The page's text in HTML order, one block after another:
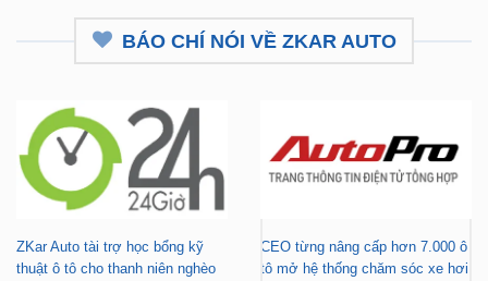
BÁO CHÍ NÓI VỀ ZKAR AUTO
ZKar Auto tài trợ học bổng kỹ
thuật ô tô cho thanh niên nghèo
CEO từng nâng cấp hơn 7.000 ô
tô mở hệ thống chăm sóc xe hơi